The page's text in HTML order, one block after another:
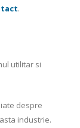
.
utilitar si
despre
industrie.